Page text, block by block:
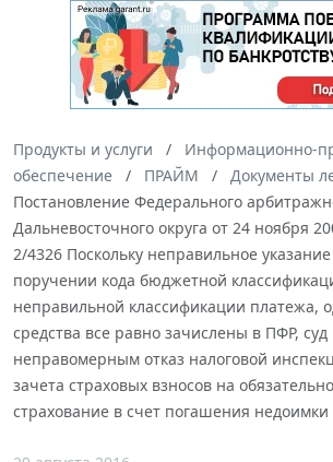
Продукты и услуги
Информационно-
обеспечение
ПРАЙМ
Документы
Постановление Федерального
Дальневосточного округа от 24 ноября
2/4326 Поскольку неправильное
поручении кода бюджетной
неправильной классификации платежа,
средства все равно зачислены в ПФР,
неправомерным отказ налоговой
зачета страховых взносов на
страхование в счет погашения